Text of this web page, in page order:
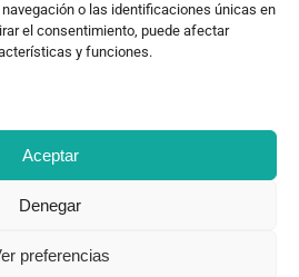
o las identificaciones únicas en
el consentimiento, puede afectar
y funciones.
Aceptar
Denegar
preferencias